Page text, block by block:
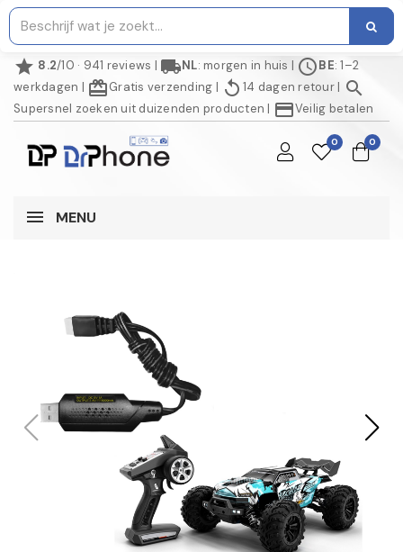
star 8.2/10 · 941 reviews | local_shippingNL: morgen in huis | scheduleBE: 1–2
werkdagen | redeemGratis verzending | replay 14 dagen retour| search
Supersnel zoeken uit duizenden producten | credit_cardVeilig betalen
0 0
MENU